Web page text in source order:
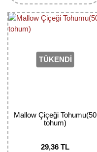
TÜKENDİ
Mallow Çiçeği Tohumu(50
tohum)
29,36 TL